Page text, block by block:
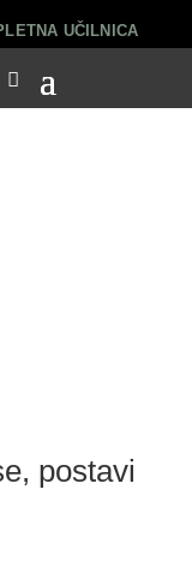
UČILNICA
postavi